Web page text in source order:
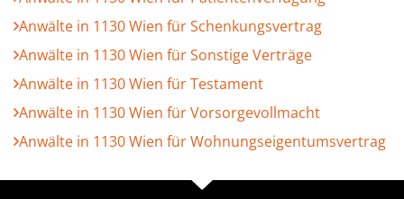
Anwälte in 1130 Wien für Schenkungsvertrag
Anwälte in 1130 Wien für Sonstige Verträge
Anwälte in 1130 Wien für Testament
Anwälte in 1130 Wien für Vorsorgevollmacht
Anwälte in 1130 Wien für Wohnungseigentumsvertrag